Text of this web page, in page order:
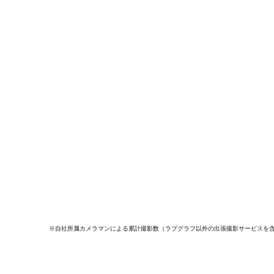
※自社所属カメラマンによる累計撮影数（ラブグラフ以外の出張撮影サービスを